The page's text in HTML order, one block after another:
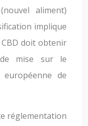
(nouvel aliment)
implique
doit obtenir
mise sur le
de
réglementation